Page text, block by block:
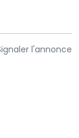
l'annonce